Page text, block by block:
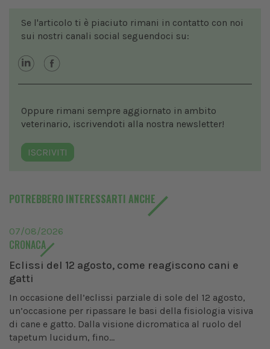
Se l'articolo ti è piaciuto rimani in contatto con noi
sui nostri canali social seguendoci su:
Oppure rimani sempre aggiornato in ambito
veterinario, iscrivendoti alla nostra newsletter!
ISCRIVITI
POTREBBERO INTERESSARTI ANCHE
07/08/2026
CRONACA
Eclissi del 12 agosto, come reagiscono cani e
gatti
In occasione dell’eclissi parziale di sole del 12 agosto,
un’occasione per ripassare le basi della fisiologia visiva
di cane e gatto. Dalla visione dicromatica al ruolo del
tapetum lucidum, fino...